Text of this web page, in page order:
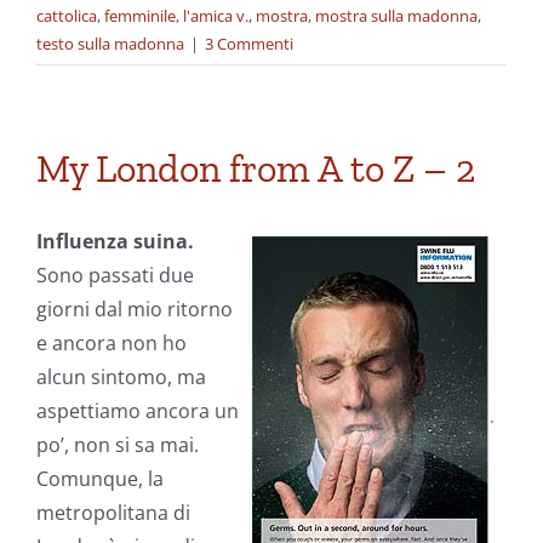
cattolica,femminile, l'amica v., mostra, mostra sulla madonna,
testo sulla madonna | 3 Commenti
My London from A to Z – 2
Influenza suina.
Sono passati due
giorni dal mio ritorno
e ancora non ho
alcun sintomo, ma
aspettiamo ancora un
po’, non si sa mai.
Comunque, la
metropolitana di